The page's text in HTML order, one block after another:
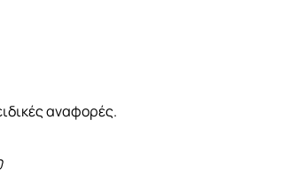
αναφορές.